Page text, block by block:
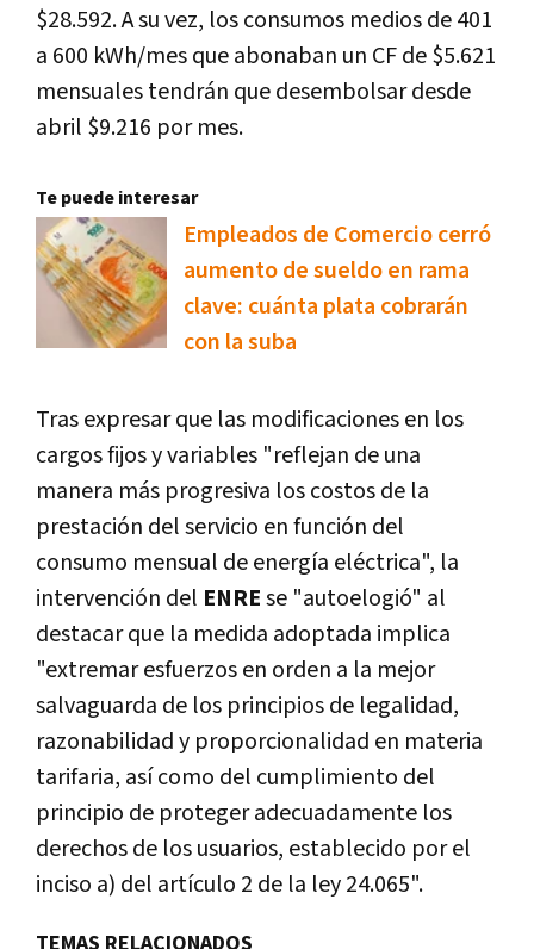
$28.592. A su vez, los consumos medios de 401
a 600 kWh/mes que abonaban un CF de $5.621
mensuales tendrán que desembolsar desde
abril $9.216 por mes.
Te puede interesar
Empleados de Comercio cerró
aumento de sueldo en rama
clave: cuánta plata cobrarán
con la suba
Tras expresar que las modificaciones en los
cargos fijos y variables "reflejan de una
manera más progresiva los costos de la
prestación del servicio en función del
consumo mensual de energía eléctrica", la
intervención del ENREse "autoelogió" al
destacar que la medida adoptada implica
"extremar esfuerzos en orden a la mejor
salvaguarda de los principios de legalidad,
razonabilidad y proporcionalidad en materia
tarifaria, así como del cumplimiento del
principio de proteger adecuadamente los
derechos de los usuarios, establecido por el
inciso a) del artículo 2 de la ley 24.065".